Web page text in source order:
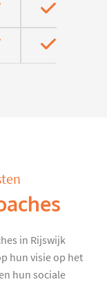
in Rijswijk
hun visie op het
hun sociale